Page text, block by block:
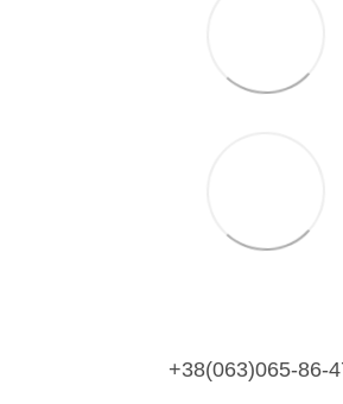
+38(063)065-86-